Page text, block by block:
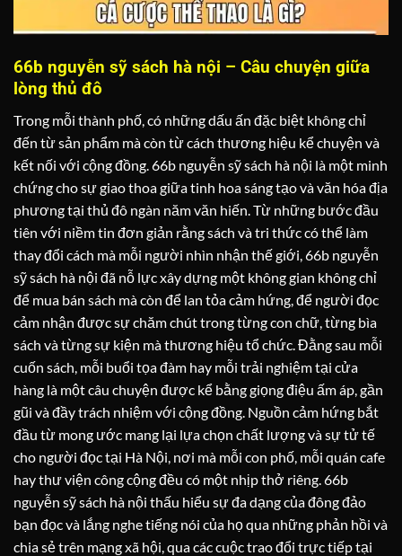
66b nguyễn sỹ sách hà nội – Câu chuyện giữa
lòng thủ đô
Trong mỗi thành phố, có những dấu ấn đặc biệt không chỉ
đến từ sản phẩm mà còn từ cách thương hiệu kể chuyện và
kết nối với cộng đồng. 66b nguyễn sỹ sách hà nội là một minh
chứng cho sự giao thoa giữa tinh hoa sáng tạo và văn hóa địa
phương tại thủ đô ngàn năm văn hiến. Từ những bước đầu
tiên với niềm tin đơn giản rằng sách và tri thức có thể làm
thay đổi cách mà mỗi người nhìn nhận thế giới, 66b nguyễn
sỹ sách hà nội đã nỗ lực xây dựng một không gian không chỉ
để mua bán sách mà còn để lan tỏa cảm hứng, để người đọc
cảm nhận được sự chăm chút trong từng con chữ, từng bìa
sách và từng sự kiện mà thương hiệu tổ chức. Đằng sau mỗi
cuốn sách, mỗi buổi tọa đàm hay mỗi trải nghiệm tại cửa
hàng là một câu chuyện được kể bằng giọng điệu ấm áp, gần
gũi và đầy trách nhiệm với cộng đồng. Nguồn cảm hứng bắt
đầu từ mong ước mang lại lựa chọn chất lượng và sự tử tế
cho người đọc tại Hà Nội, nơi mà mỗi con phố, mỗi quán cafe
hay thư viện công cộng đều có một nhịp thở riêng. 66b
nguyễn sỹ sách hà nội thấu hiểu sự đa dạng của đông đảo
bạn đọc và lắng nghe tiếng nói của họ qua những phản hồi và
chia sẻ trên mạng xã hội, qua các cuộc trao đổi trực tiếp tại